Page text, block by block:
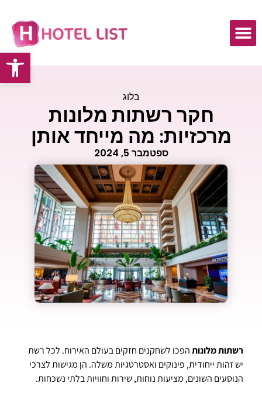
בלוג
חקר רשתות מלונות
מרכזיות: מה מייחד אותן
ספטמבר 5, 2024
רשתות מלונותהפכו לשחקנים חזקים בעולם האירוח. לכל רשת
יש זהות ייחודית, פינוקים ואסטרטגיות משלה. הן מגישות לצרכי
הנוסעים השונים, מציעות נוחות, שירות וחוויות בלתי נשכחות.